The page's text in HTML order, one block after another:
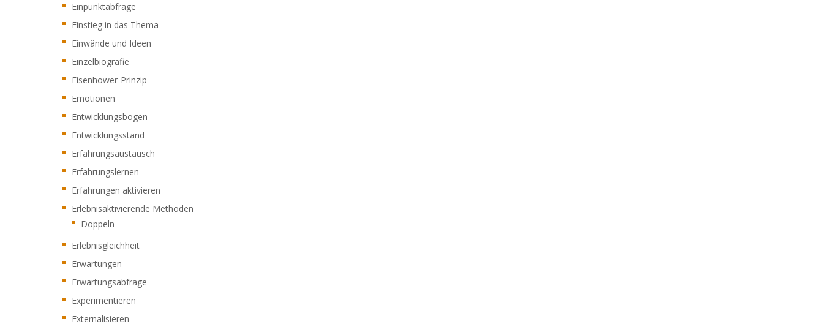
Einpunktabfrage
Einstieg in das Thema
Einwände und Ideen
Einzelbiografie
Eisenhower-Prinzip
Emotionen
Entwicklungsbogen
Entwicklungsstand
Erfahrungsaustausch
Erfahrungslernen
Erfahrungen aktivieren
Erlebnisaktivierende Methoden
Doppeln
Erlebnisgleichheit
Erwartungen
Erwartungsabfrage
Experimentieren
Externalisieren